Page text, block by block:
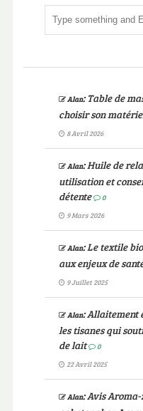
Alan: Table de
choisir son
8 Avril 2026
Alan:Huile de
utilisation et
détente
0
9 Mars 2026
Alan:Le textile
aux enjeux de
9 Juillet 2025
Alan:Allaitement
les tisanes qui
de lait
0
22 Avril 2025
Alan:Avis